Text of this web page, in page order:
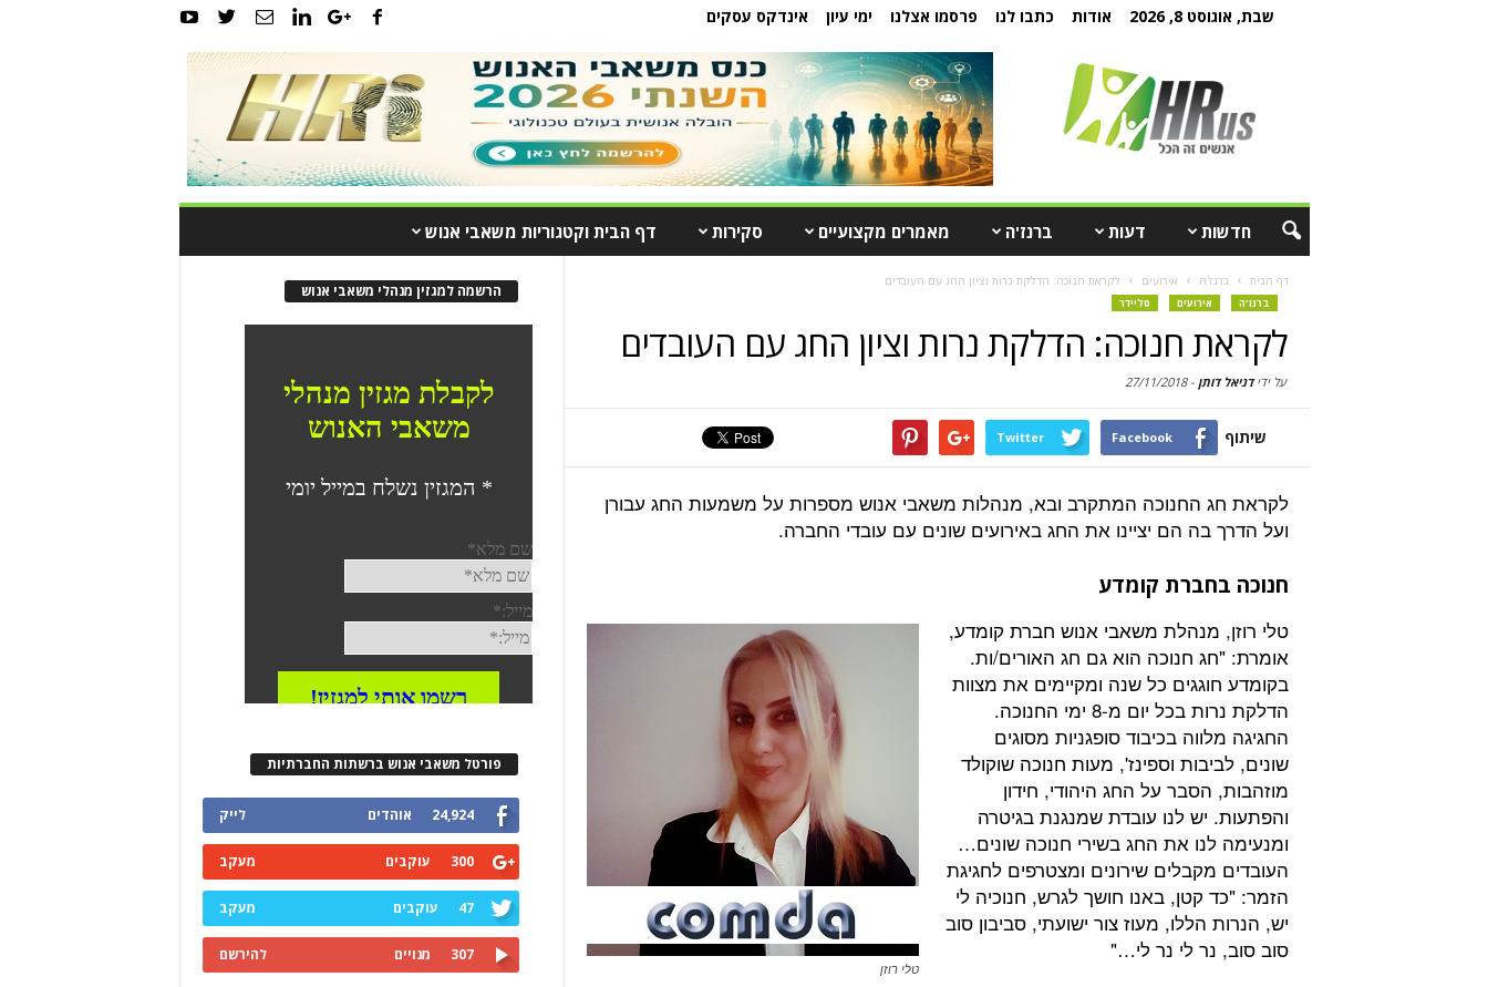
שבת, אוגוסט 8, 2026 אודות כתבו לנו פרסמו אצלנו ימי עיון אינדקס עסקים
חדשות דעות ברנז'ה מאמרים מקצועיים סקירות דף הבית וקטגוריות משאבי אנוש
דף הבית ברנז'ה אירועים לקראת חנוכה: הדלקת נרות וציון החג עם העובדים
ברנז'ה אירועים סליידר
לקראת חנוכה: הדלקת נרות וציון החג עם העובדים
על ידידניאל דותן -
27/11/2018
שיתוף Facebook
Twitter
לקראת חג החנוכה המתקרב ובא, מנהלות משאבי אנוש מספרות על משמעות החג עבורן
ועל הדרך בה הם יציינו את החג באירועים שונים עם עובדי החברה.
חנוכה בחברת קומדע
טלי רוזן
טלי רוזן, מנהלת משאבי אנוש חברת קומדע,
אומרת: "חג חנוכה הוא גם חג האורים/ות.
בקומדע חוגגים כל שנה ומקיימים את מצוות
הדלקת נרות בכל יום מ-8 ימי החנוכה.
החגיגה מלווה בכיבוד סופגניות מסוגים
שונים, לביבות וספינז', מעות חנוכה שוקולד
מוזהבות, הסבר על החג היהודי, חידון
והפתעות. יש לנו עובדת שמנגנת בגיטרה
ומנעימה לנו את החג בשירי חנוכה שונים…
העובדים מקבלים שירונים ומצטרפים לחגיגת
הזמר: "כד קטן, באנו חושך לגרש, חנוכיה לי
יש, הנרות הללו, מעוז צור ישועתי, סביבון סוב
סוב סוב, נר לי נר לי…"
הרשמה למגזין מנהלי משאבי אנוש
פורטל משאבי אנוש ברשתות החברתיות
24,924 אוהדים לייק
300 עוקבים מעקב
47 עוקבים מעקב
307 מנויים להירשם